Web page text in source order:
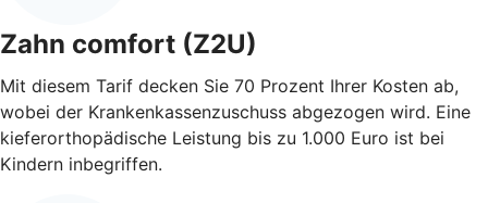
Zahn comfort (Z2U)
Mit diesem Tarif decken Sie 70 Prozent Ihrer Kosten ab,
wobei der Krankenkassenzuschuss abgezogen wird. Eine
kieferorthopädische Leistung bis zu 1.000 Euro ist bei
Kindern inbegriffen.